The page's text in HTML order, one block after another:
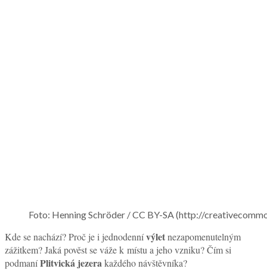
Foto: Henning Schröder / CC BY-SA (http://
Kde se nachází? Proč je i jednodennívýletnezapomenutelným
zážitkem? Jaká pověst se váže k místu a jeho vzniku? Čím si
podmaníPlitvická jezerakaždého návštěvníka?